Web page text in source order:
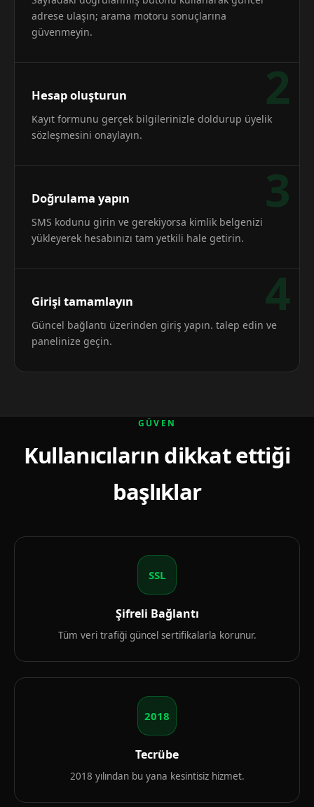
adrese ulaşın; arama motoru sonuçlarına
güvenmeyin.
2
Hesap oluşturun
Kayıt formunu gerçek bilgilerinizle doldurup üyelik
sözleşmesini onaylayın.
3
Doğrulama yapın
SMS kodunu girin ve gerekiyorsa kimlik belgenizi
yükleyerek hesabınızı tam yetkili hale getirin.
4
Girişi tamamlayın
Güncel bağlantı üzerinden giriş yapın. talep edin ve
panelinize geçin.
GÜVEN
Kullanıcıların dikkat ettiği
başlıklar
SSL
Şifreli Bağlantı
Tüm veri trafiği güncel sertifikalarla korunur.
2018
Tecrübe
2018 yılından bu yana kesintisiz hizmet.